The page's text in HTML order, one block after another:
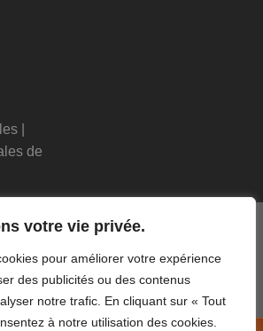
votre vie privée.
pour améliorer votre expérience
des publicités ou des contenus
notre trafic. En cliquant sur « Tout
à notre utilisation des cookies.
de